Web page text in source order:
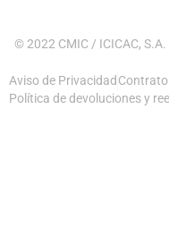
© 2022 CMIC / ICICAC,
Aviso de Privacidad
Política de devoluciones y